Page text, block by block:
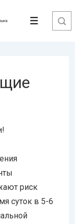
Меню
риск
суток в 5-6